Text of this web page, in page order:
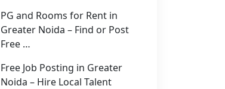
PG and Rooms for Rent in
Greater Noida – Find or Post
Free …
Free Job Posting in Greater
Noida – Hire Local Talent